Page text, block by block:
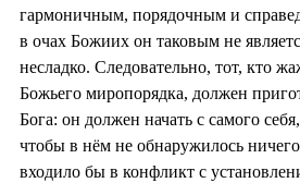
гармоничным, порядочным и
в очах Божиих он таковым не
несладко. Следовательно, тот, кто
Божьего миропорядка, должен
Бога: он должен начать с самого
чтобы в нём не обнаружилось ничего
входило бы в конфликт с